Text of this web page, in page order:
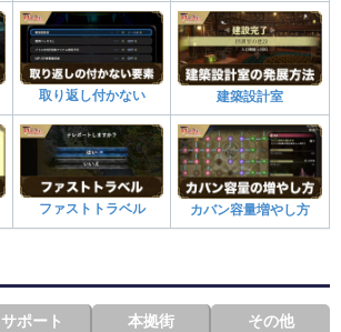
取り返し付かない 建築設計室
ファストトラベル カバン容量増やし方
サポート 本拠街 その他